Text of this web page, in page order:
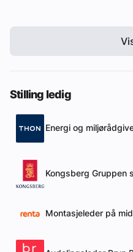
Stilling ledig
Energi og
Kongsberg Gruppen
Montasjeleder på